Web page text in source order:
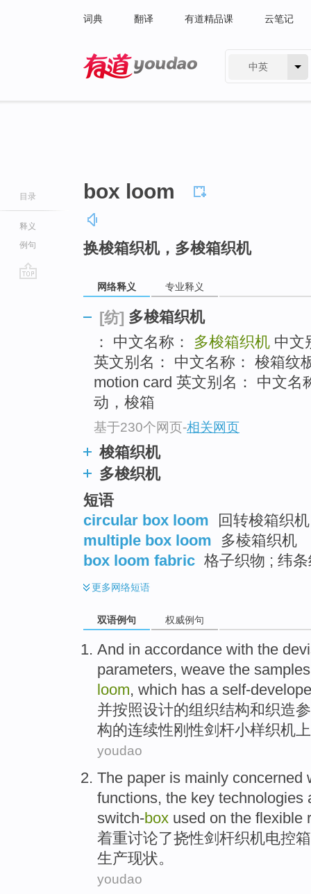
词典 翻译 有道精品课 云笔记
中英
目录
释义
例句
box loom
换梭箱织机，多梭箱织机
网络释义 专业释义
[纺] 多梭箱织机
： 中文名称： 多梭箱织机 中文
英文别名： 中文名称： 梭箱纹
motion card 英文别名： 中文名
动，梭箱
基于230个网页-相关网页
梭箱织机
多梭织机
短语
circular box loom
回转梭箱织机
multiple box loom
多棱箱织机
box loom fabric 格子织物 ; 纬
更多网络短语
双语例句 权威例句
And in accordance with the
parameters, weave the
loom, which has a self-
并按照设计的组织结构和织造
构的连续性刚性剑杆小样织机
youdao
The paper is mainly concerned
functions, the key technologies
switch-box used on the flexible
着重讨论了挠性剑杆织机电控箱
生产现状。
youdao